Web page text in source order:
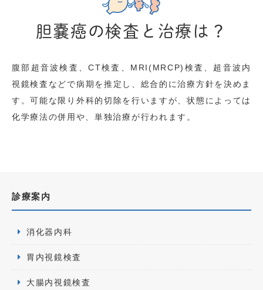
胆嚢癌の検査と治療は？
腹部超音波検査、CT検査、MRI(MRCP)検査、超音波内
視鏡検査などで病期を推定し、総合的に治療方針を決めま
す。可能な限り外科的切除を行いますが、状態によっては
化学療法の併用や、単独治療が行われます。
診療案内
消化器内科
胃内視鏡検査
大腸内視鏡検査